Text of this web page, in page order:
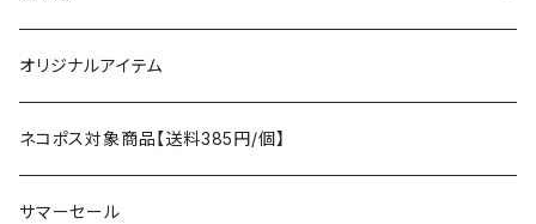
AS2OV
AXESQUIN
Ballistics
ストレージ
パッキングアクセサリー
スリーピングギア
タープ
寝袋
マット
テーブル、チェア
テーブル
チェア
ランタン、ライト
燃料ランタン
焚火台／薪ストーブ
ボトムス
アンダーウェア
ハンドウェア
遊び
フィッシング
ラジコン
ケア用品
雑貨
オリジナルアイテム
ネコポス対象商品【送料385円/個】
サマーセール